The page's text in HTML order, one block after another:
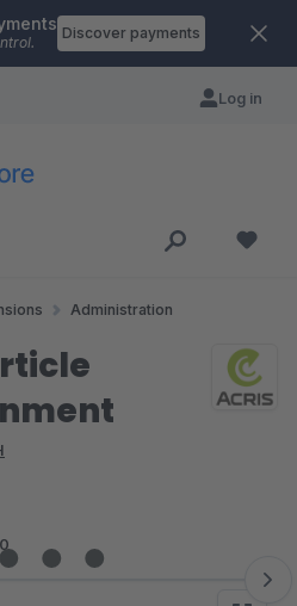
Discover payments
Log in
Administration